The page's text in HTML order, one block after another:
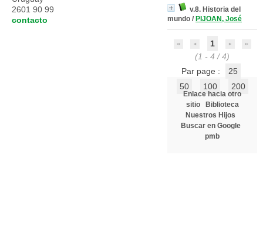
v.8. Historia del
mundo / PIJOAN, José
1
(1 - 4 / 4)
Par page :
25
50
100 200
Enlace hacia otro
sitio
Biblioteca
Nuestros Hijos
Buscar en Google
pmb
2601 90 99
contacto